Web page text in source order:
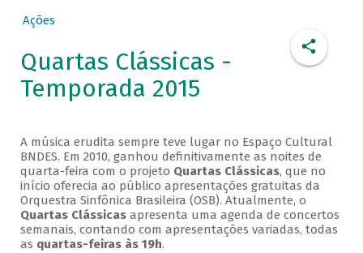
Ações
Quartas Clássicas -
Temporada 2015
A música erudita sempre teve lugar no Espaço Cultural
BNDES. Em 2010, ganhou definitivamente as noites de
quarta-feira com o projeto Quartas Clássicas, que no
início oferecia ao público apresentações gratuitas da
Orquestra Sinfônica Brasileira (OSB). Atualmente, o
Quartas Clássicasapresenta uma agenda de concertos
semanais, contando com apresentações variadas, todas
as quartas-feiras às 19h.